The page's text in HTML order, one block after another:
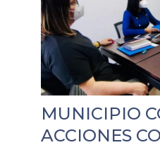
MUNICIPIO
ACCIONES